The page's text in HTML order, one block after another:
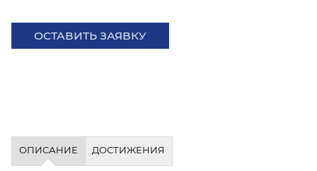
ОСТАВИТЬ ЗАЯВКУ
ОПИСАНИЕ ДОСТИЖЕНИЯ